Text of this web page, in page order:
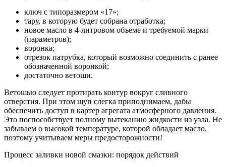
ключ с типоразмером «17»;
тару, в которую будет собрана отработка;
новое масло в 4-литровом объеме и требуемой марки
(параметров);
воронка;
отрезок патрубка, который возможно соединить с ранее
обозначенной воронкой;
достаточно ветоши.
Ветошью следует протирать контур вокруг сливного
отверстия. При этом щуп слегка приподнимаем, дабы
обеспечить доступ в картер агрегата атмосферного давления.
Это поспособствует полному вытеканию жидкости из узла. Не
забываем о высокой температуре, которой обладает масло,
поэтому учитываем меры предосторожности!
Процесс заливки новой смазки: порядок действий